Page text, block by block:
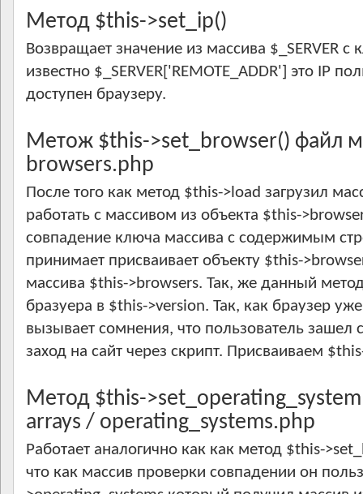
Метод $this->set_ip()
Возвращает значение из массива $_SERVER с
известно $_SERVER['REMOTE_ADDR'] это IP
доступен браузеру.
Метож $this->set_browser() файл
browsers.php
После того как метод $this->load загрузил
работать с массивом из объекта $this-
совпадение ключа массива с содержимым
принимает присваивает объекту $this-
массива $this->browsers. Так, же данный
бразуера в $this->version. Так, как браузер
вызывает сомнения, что пользователь зашел
заход на сайт через скрипт. Присваиваем
Метод $this-
arrays / operating_systems.php
Работает аналогично как как метод $this-
что как массив проверки совпадении он